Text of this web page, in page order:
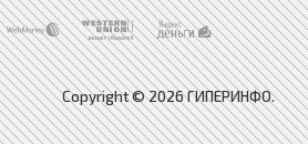
Copyright © 2026 ГИПЕРИНФО.